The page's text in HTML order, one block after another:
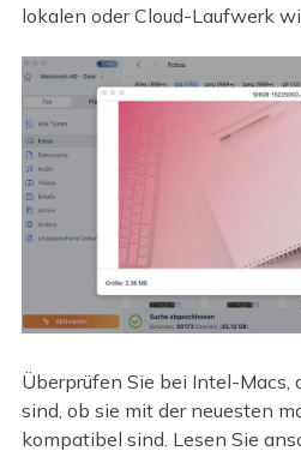
lokalen oder Cloud-Laufwerk
Überprüfen Sie bei Intel-Macs,
sind, ob sie mit der neuesten
kompatibel sind. Lesen Sie